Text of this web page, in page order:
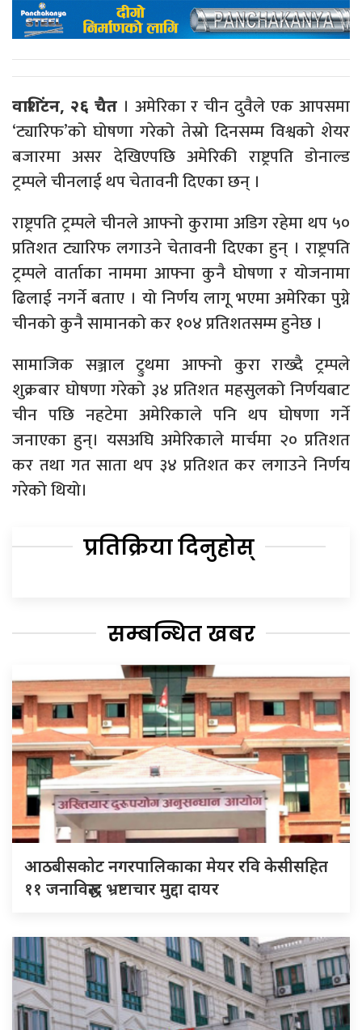
वाशिंटन, २६ चैत । अमेरिका र चीन दुवैले एक आपसमा
‘ट्यारिफ’को घोषणा गरेको तेस्रो दिनसम्म विश्वको शेयर
बजारमा असर देखिएपछि अमेरिकी राष्ट्रपति डोनाल्ड
ट्रम्पले चीनलाई थप चेतावनी दिएका छन् ।
राष्ट्रपति ट्रम्पले चीनले आफ्नो कुरामा अडिग रहेमा थप ५०
प्रतिशत ट्यारिफ लगाउने चेतावनी दिएका हुन् । राष्ट्रपति
ट्रम्पले वार्ताका नाममा आफ्ना कुनै घोषणा र योजनामा
ढिलाई नगर्ने बताए । यो निर्णय लागू भएमा अमेरिका पुग्ने
चीनको कुनै सामानको कर १०४ प्रतिशतसम्म हुनेछ ।
सामाजिक सञ्जाल ट्रुथमा आफ्नो कुरा राख्दै ट्रम्पले
शुक्रबार घोषणा गरेको ३४ प्रतिशत महसुलको निर्णयबाट
चीन पछि नहटेमा अमेरिकाले पनि थप घोषणा गर्ने
जनाएका हुन्। यसअघि अमेरिकाले मार्चमा २० प्रतिशत
कर तथा गत साता थप ३४ प्रतिशत कर लगाउने निर्णय
गरेको थियो।
प्रतिक्रिया दिनुहोस्
सम्बन्धित खबर
आठबीसकोट नगरपालिकाका मेयर रवि केसीसहित
११ जनाविरुद्ध भ्रष्टाचार मुद्दा दायर